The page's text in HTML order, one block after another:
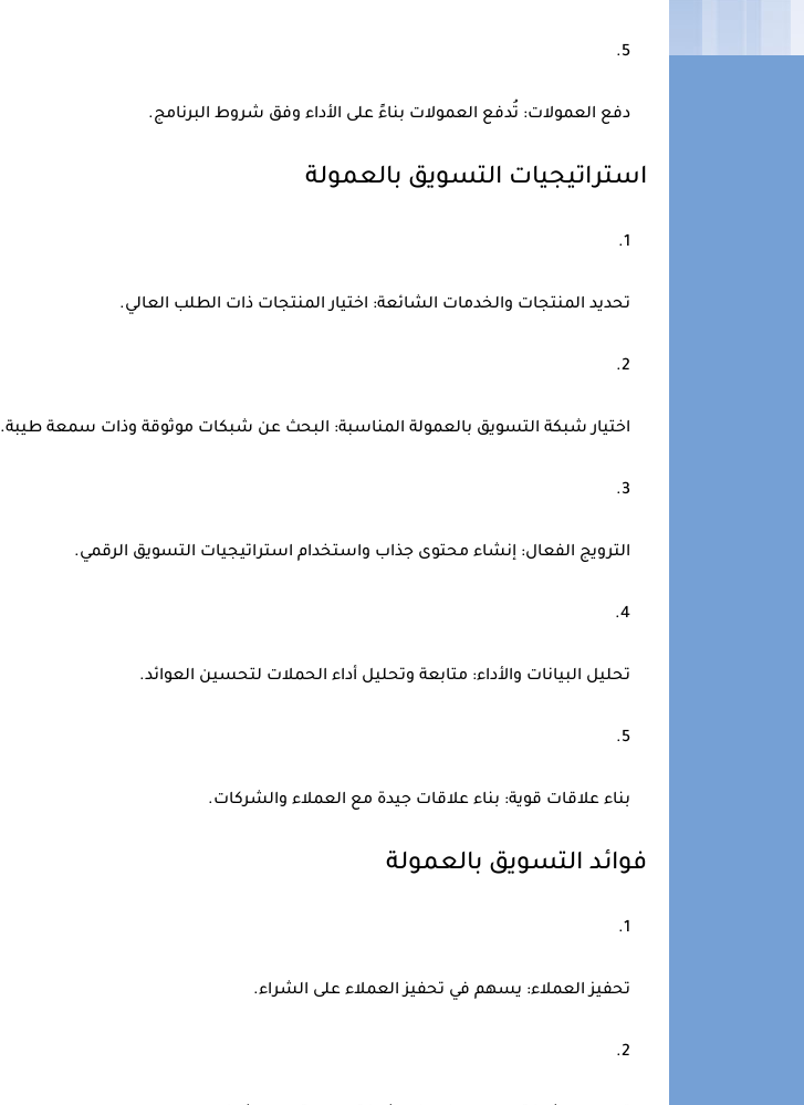
دفع العمولات: تُدفع العمولات بناءً على الأداء وفق شروط البرنامج.
استراتيجيات التسويق بالعمولة
تحديد المنتجات والخدمات الشائعة: اختيار المنتجات ذات الطلب العالي.
اختيار شبكة التسويق بالعمولة المناسبة: البحث عن شبكات موثوقة وذات سمعة طيبة.
الترويج الفعال: إنشاء محتوى جذاب واستخدام استراتيجيات التسويق الرقمي.
تحليل البيانات والأداء: متابعة وتحليل أداء الحملات لتحسين العوائد.
بناء علاقات قوية: بناء علاقات جيدة مع العملاء والشركات.
فوائد التسويق بالعمولة
تحفيز العملاء: يسهم في تحفيز العملاء على الشراء.